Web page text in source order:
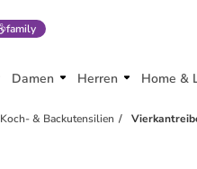
family
Damen Herren Home &
Koch- & Backutensilien